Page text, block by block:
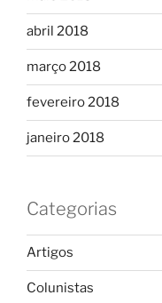
abril 2018
março 2018
fevereiro 2018
janeiro 2018
Categorias
Artigos
Colunistas